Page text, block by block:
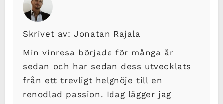
Skrivet av: Jonatan Rajala
Min vinresa började för många år
sedan och har sedan dess utvecklats
från ett trevligt helgnöje till en
renodlad passion. Idag lägger jag